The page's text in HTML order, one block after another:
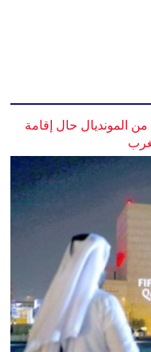
من المونديال حال إقامة